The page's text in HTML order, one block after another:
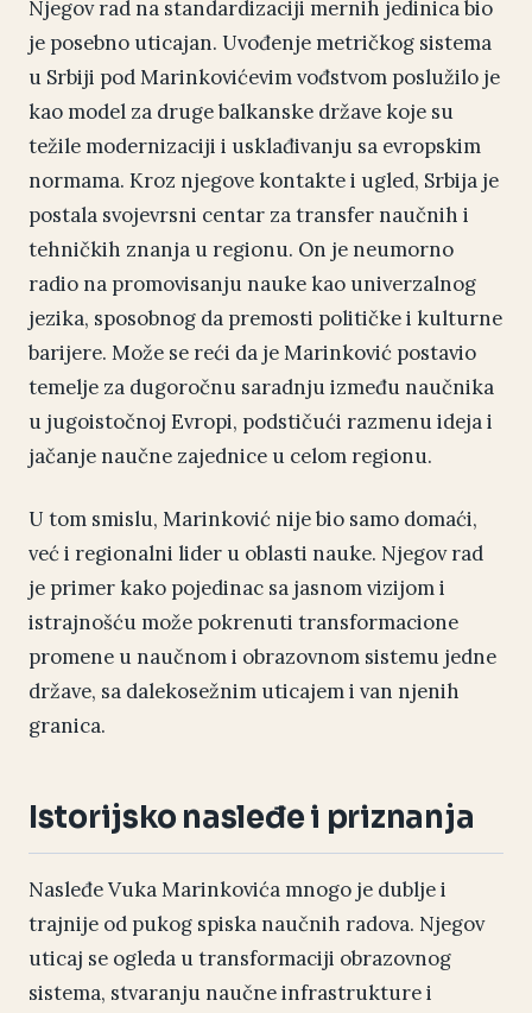
Njegov rad na standardizaciji mernih jedinica bio
je posebno uticajan. Uvođenje metričkog sistema
u Srbiji pod Marinkovićevim vođstvom poslužilo je
kao model za druge balkanske države koje su
težile modernizaciji i usklađivanju sa evropskim
normama. Kroz njegove kontakte i ugled, Srbija je
postala svojevrsni centar za transfer naučnih i
tehničkih znanja u regionu. On je neumorno
radio na promovisanju nauke kao univerzalnog
jezika, sposobnog da premosti političke i kulturne
barijere. Može se reći da je Marinković postavio
temelje za dugoročnu saradnju između naučnika
u jugoistočnoj Evropi, podstičući razmenu ideja i
jačanje naučne zajednice u celom regionu.
U tom smislu, Marinković nije bio samo domaći,
već i regionalni lider u oblasti nauke. Njegov rad
je primer kako pojedinac sa jasnom vizijom i
istrajnošću može pokrenuti transformacione
promene u naučnom i obrazovnom sistemu jedne
države, sa dalekosežnim uticajem i van njenih
granica.
Istorijsko nasleđe i priznanja
Nasleđe Vuka Marinkovića mnogo je dublje i
trajnije od pukog spiska naučnih radova. Njegov
uticaj se ogleda u transformaciji obrazovnog
sistema, stvaranju naučne infrastrukture i